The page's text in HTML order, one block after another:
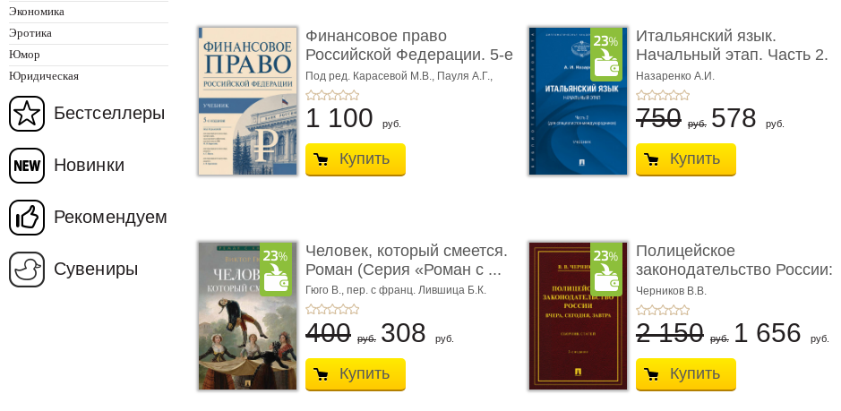
Экономика
Эротика
Юмор
Юридическая
Бестселлеры
Новинки
Рекомендуем
Сувениры
Финансовое право
Российской Федерации. 5-е
изд� ...
Под ред. Карасевой М.В., Пауля А.Г.,
Красюкова А.В.
1 100 руб.
Купить
Итальянский язык.
Начальный этап. Часть 2.
Учеб� ...
Назаренко А.И.
750 руб. 578 руб.
Купить
Человек, который смеется.
Роман (Серия «Роман с ...
Гюго В., пер. с франц. Лившица Б.К.
400 руб. 308 руб.
Купить
Полицейское
законодательство России:
вчера, с� ...
Черников В.В.
2 150 руб. 1 656 руб.
Купить